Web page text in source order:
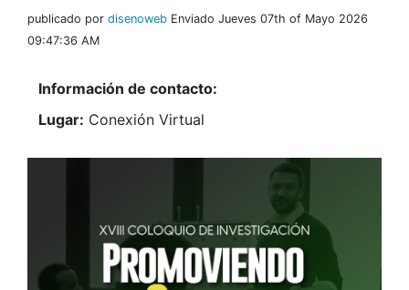
publicado por disenoweb Enviado Jueves 07th of Mayo 2026
09:47:36 AM
Información de contacto:
Lugar: Conexión Virtual